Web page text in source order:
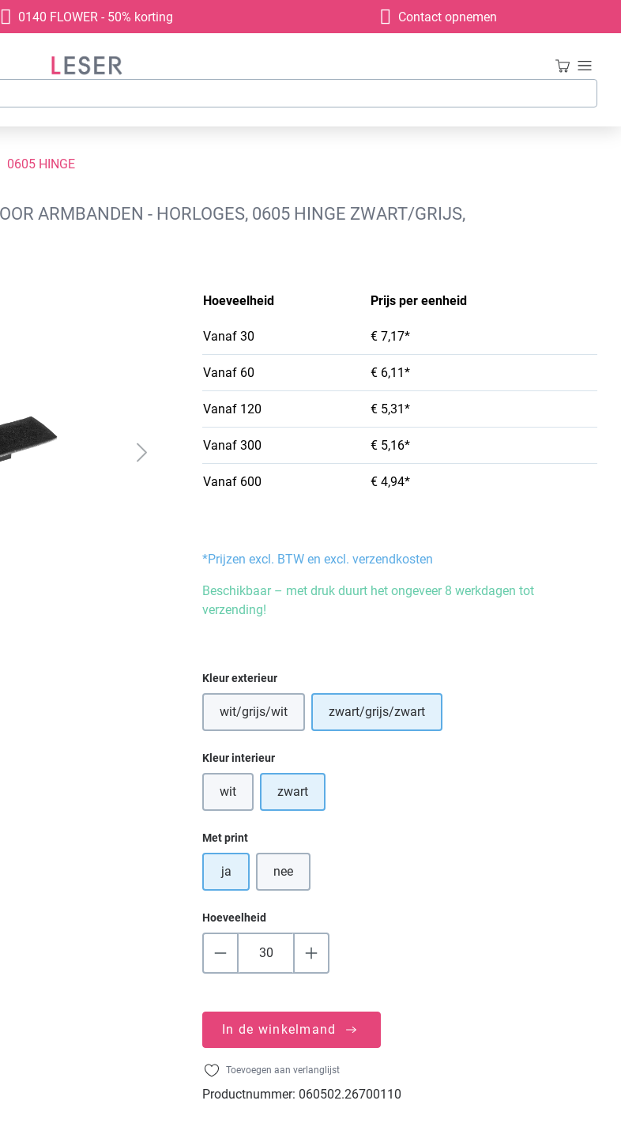
0140 FLOWER - 50% korting Contact opnemen
0605 HINGE
ARMBANDEN - HORLOGES, 0605 HINGE ZWART/GRIJS,
Hoeveelheid Prijs per eenheid
Vanaf 30 € 7,17*
Vanaf 60 € 6,11*
Vanaf 120 € 5,31*
Vanaf 300 € 5,16*
Vanaf 600 € 4,94*
*Prijzen excl. BTW en excl. verzendkosten
Beschikbaar – met druk duurt het ongeveer 8 werkdagen tot
verzending!
Selecteer
Kleur exterieur
wit/grijs/wit(Deze optie is momenteel niet beschikbaar.)
zwart/grijs/zwart
Selecteer
Kleur interieur
wit(Deze optie is momenteel niet beschikbaar.)
zwart
Selecteer
Met print
ja nee
Hoeveelheid
In de winkelmand
Toevoegen aan verlanglijst
Productnummer: 060502.26700110